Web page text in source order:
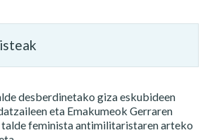
desberdinetako giza eskubideen
eta Emakumeok Gerraren
feminista antimilitaristaren arteko